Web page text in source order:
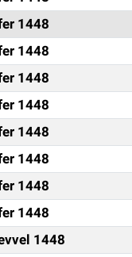
1448
1448
1448
1448
1448
1448
1448
1448
1448